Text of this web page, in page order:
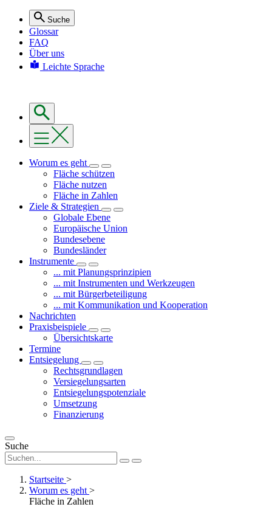
Suche
Glossar
FAQ
Über uns
Leichte Sprache
Worum es geht
Fläche schützen
Fläche nutzen
Fläche in Zahlen
Ziele & Strategien
Globale Ebene
Europäische Union
Bundesebene
Bundesländer
Instrumente
... mit Planungsprinzipien
... mit Instrumenten und Werkzeugen
... mit Bürgerbeteiligung
... mit Kommunikation und Kooperation
Nachrichten
Praxisbeispiele
Übersichtskarte
Termine
Entsiegelung
Rechtsgrundlagen
Versiegelungsarten
Entsiegelungspotenziale
Umsetzung
Finanzierung
Suche
Startseite >
Worum es geht >
Fläche in Zahlen